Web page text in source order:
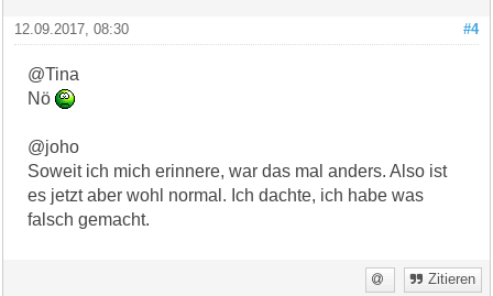
#4
12.09.2017, 08:30
@Tina
Nö
@joho
Soweit ich mich erinnere, war das mal anders. Also ist
es jetzt aber wohl normal. Ich dachte, ich habe was
falsch gemacht.
Zitieren